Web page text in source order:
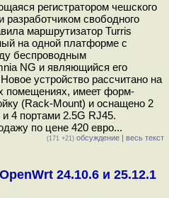
регистратором чешского
разработчиком свободного
маршрутизатор Turris
на одной платформе с
беспроводным
NG и являющийся его
устройство рассчитано на
помещениях, имеет форм-
(Rack-Mount) и оснащено 2
4 портами 2.5G RJ45.
по цене 420 евро...
(171 +21) обсуждение | весь текст
24.10.6 и 25.12.1